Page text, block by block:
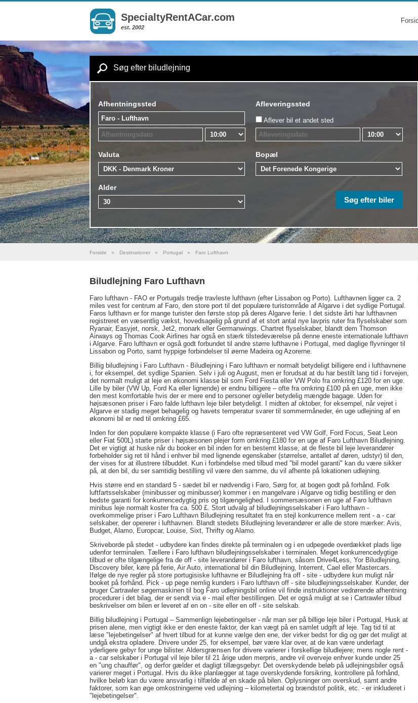
SpecialtyRentACar.com
est. 2002
Søg efter biludlejning
Afhentningssted Afleveringssted
Aflever bil et andet sted
Valuta Bopæl
Alder
Forside » Destinationer » Portugal » Faro Lufthavn
Biludlejning Faro Lufthavn
Faro lufthavn - FAO er Portugals tredje travleste lufthavn (efter Lissabon og Porto). Lufthavnen ligger ca. 2
miles vest for centrum af Faro, den store port til det populære turistområde af Algarve i det sydlige Portugal.
Faros lufthavn er for mange turister den første stop på deres Algarve ferie. I det sidste årti har lufthavnen
registreret en væsentlig vækst, hovedsagelig på grund af et stort antal nye lavpris ruter fra flyselskaber som
Ryanair, Easyjet, norsk, Jet2, monark eller Germanwings. Chartret flyselskaber, blandt dem Thomson
Airways og Thomas Cook Airlines har også en stærk tilstedeværelse på denne eneste internationale lufthavn
i Algarve. Faro lufthavn er også godt forbundet til andre større lufthavne i Portugal, med daglige flyvninger til
Lissabon og Porto, samt hyppige forbindelser til øerne Madeira og Azorerne.
Billig biludlejning i Faro Lufthavn - Biludlejning i Faro lufthavn er normalt betydeligt billigere end i lufthavnene
i, for eksempel, det sydlige Spanien. Selv i juli og August, men er forudsat at du har bestilt lang tid i forvejen,
det normalt muligt at leje en økonomi klasse bil som Ford Fiesta eller VW Polo fra omkring £120 for en uge.
Lille by biler (VW Up, Ford Ka eller lignende) er endnu billigere – ofte fra omkring £100 på en uge, men ikke
den mest komfortable hvis der er mere end to personer og/eller betydelig mængde bagage. Uden for
højsæsonen priser i Faro falde lufthavn leje biler betydeligt. I midten af oktober, for eksempel, når vejret i
Algarve er stadig meget behagelig og havets temperatur svarer til sommermåneder, én uge udlejning af en
økonomi bil er ned til omkring £65.
Inden for den populære kompakte klasse (i Faro ofte repræsenteret ved VW Golf, Ford Focus, Seat Leon
eller Fiat 500L) starte priser i højsæsonen plejer form omkring £180 for en uge af Faro Lufthavn Biludlejning.
Det er vigtigt at huske når du booker en bil inden for en bestemt klasse, at de fleste bil leje leverandører
forbeholder sig ret til hånd i enhver bil med lignende egenskaber (størrelse, antallet af døren, udstyr) til den,
der vises for at illustrere tilbuddet. Kun i forbindelse med tilbud med "bil model garanti" kan du være sikker
på, at den bil, du ser samtidig bestilling vil være den samme, du vil afhente på lokationen udlejning.
Hvis større end en standard 5 - sædet bil er nødvendig i Faro, Sørg for, at bogen godt på forhånd. Folk
luftfartsselskaber (minibusser og minibusser) kommer i en mangelvare i Algarve og tidlig bestilling er den
bedste garanti for konkurrencedygtig pris og tilgængelighed. I sommersæsonen en uge af Faro lufthavn
minibus leje normalt koster fra ca. 500 £. Stort udvalg af biludlejningsselskaber i Faro lufthavn -
overkommelige priser i Faro Lufthavn Biludlejning resultatet fra en stejl konkurrence mellem rent - a - car
selskaber, der opererer i lufthavnen. Blandt stedets Biludlejning leverandører er alle de store mærker: Avis,
Budget, Alamo, Europcar, Louise, Sixt, Thrifty og Alamo.
Skriveborde på stedet - udbydere kan findes direkte på terminalen og i en udpegede overdækket plads lige
udenfor terminalen. Tællere i Faro lufthavn biludlejningsselskaber i terminalen. Meget konkurrencedygtige
tilbud er ofte tilgængelige fra de off - site leverandører i Faro lufthavn, såsom Drive4Less, Yor Biludlejning,
Discovery biler, køre på ferie, Air Auto, international bil din Biludlejning, Interrent, Cael eller Mastercars.
Ifølge de nye regler på store portugisiske lufthavne er Biludlejning fra off - site - udbydere kun muligt når
booket på forhånd. Pick - up pege nemlig kunders i Faro lufthavn off - site biludlejningsselskaber. Kunder, der
bruger Cartrawler søgemaskinen til bog Faro udlejningsbil online vil finde instruktioner vedrørende afhentning
procedurer i det bilag, der er sendt via e - mail efter bestillingen. Det er også muligt at se i Cartrawler tilbud
beskrivelser om bilen er leveret af en on - site eller en off - site selskab.
Billig biludlejning i Portugal – Sammenlign lejebetingelser - når man ser på billige leje biler i Portugal, Husk at
prisen alene, men vigtigt ikke er den eneste faktor, der kan vægt på en samlet udgift af leje. Tag tid til at
læse "lejebetingelser" af hvert tilbud for at kunne vælge den ene, der virker bedst for dig og gør det muligt at
undgå ekstra opladere. Drivere under 25, for eksempel, bør være klar over, at de kan være underlagt
yderligere gebyr for unge bilister. Aldersgrænsen for drivere varierer i forskellige biludlejere; mens nogle rent -
a - car selskaber i Portugal vil leje biler til 21 årige uden merpris, andre vil overveje enhver kunde under 25
en "ung chauffør", og derfor gælder et dagligt tillægsgebyr. Det overskydende beløb på udlejningsbiler også
varierer meget i Portugal. Hvis du ikke planlægger at tage overskydende forsikring, kontrollere på forhånd,
hvilke beløb kan du være ansvarlig i tilfælde af en skade på bilen. Oplysninger om overskud, samt andre
faktorer, som kan øge omkostningerne ved udlejning – kilometertal og brændstof politik, etc. - er inkluderet i
"lejebetingelser".